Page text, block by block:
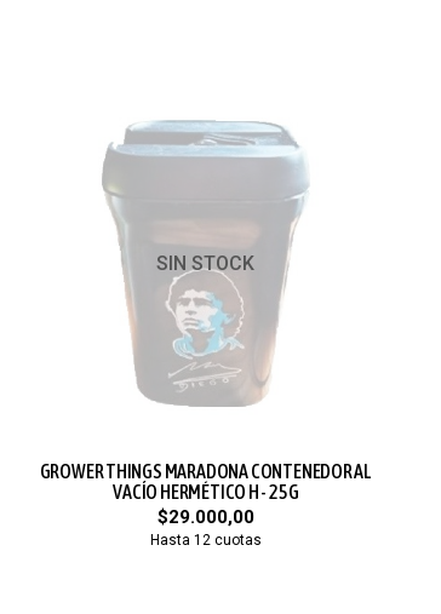
SIN STOCK
GROWER THINGS MARADONA CONTENEDOR AL
VACÍO HERMÉTICO H - 25G
$29.000,00
Hasta 12 cuotas